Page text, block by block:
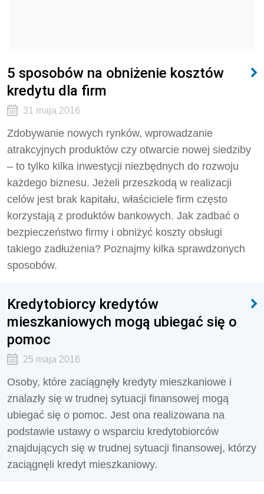
5 sposobów na obniżenie kosztów
kredytu dla firm
31 maja 2016
Zdobywanie nowych rynków, wprowadzanie
atrakcyjnych produktów czy otwarcie nowej siedziby
– to tylko kilka inwestycji niezbędnych do rozwoju
każdego biznesu. Jeżeli przeszkodą w realizacji
celów jest brak kapitału, właściciele firm często
korzystają z produktów bankowych. Jak zadbać o
bezpieczeństwo firmy i obniżyć koszty obsługi
takiego zadłużenia? Poznajmy kilka sprawdzonych
sposobów.
Kredytobiorcy kredytów
mieszkaniowych mogą ubiegać się o
pomoc
25 maja 2016
Osoby, które zaciągnęły kredyty mieszkaniowe i
znalazły się w trudnej sytuacji finansowej mogą
ubiegać się o pomoc. Jest ona realizowana na
podstawie ustawy o wsparciu kredytobiorców
znajdujących się w trudnej sytuacji finansowej, którzy
zaciągnęli kredyt mieszkaniowy.